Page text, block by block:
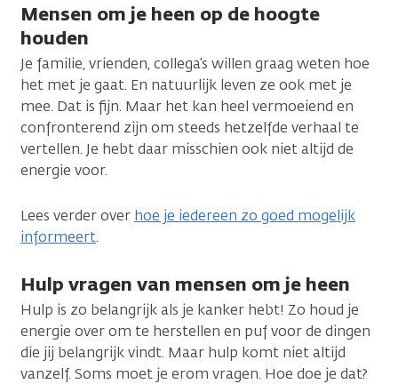
Mensen om je heen op de hoogte
houden
Je familie, vrienden, collega’s willen graag weten hoe
het met je gaat. En natuurlijk leven ze ook met je
mee. Dat is fijn. Maar het kan heel vermoeiend en
confronterend zijn om steeds hetzelfde verhaal te
vertellen. Je hebt daar misschien ook niet altijd de
energie voor.
Lees verder over hoe je iedereen zo goed mogelijk
informeert.
Hulp vragen van mensen om je heen
Hulp is zo belangrijk als je kanker hebt! Zo houd je
energie over om te herstellen en puf voor de dingen
die jij belangrijk vindt. Maar hulp komt niet altijd
vanzelf. Soms moet je erom vragen. Hoe doe je dat?